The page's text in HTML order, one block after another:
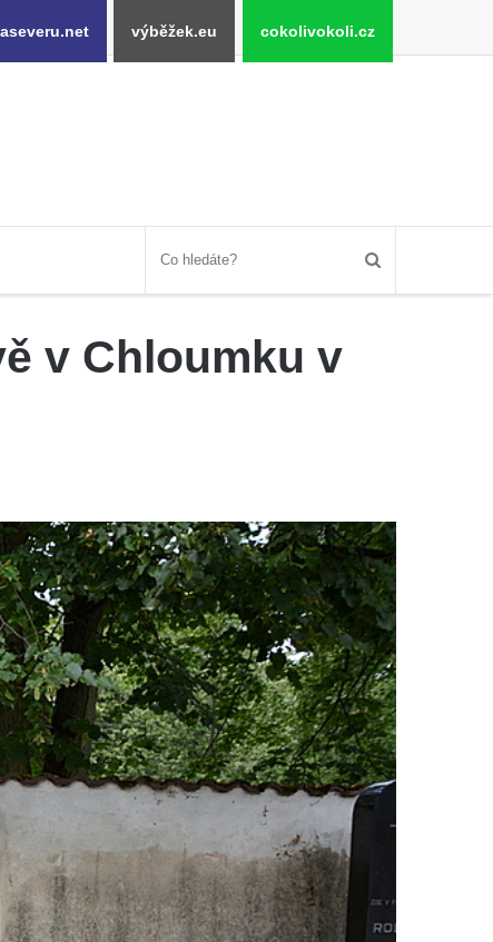
výběžek.eu cokolivokoli.cz
v Chloumku v